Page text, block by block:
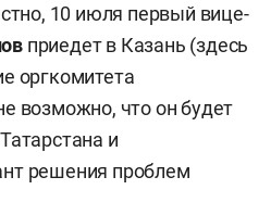
10 июля первый вице-
приедет в Казань (здесь
оргкомитета
возможно, что он будет
и
решения проблем